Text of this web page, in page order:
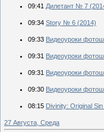
09:41 Дилетант № 7
09:34 Story № 6 (2014)
09:33 Видеоуроки
09:31 Видеоуроки
09:31 Видеоуроки
09:30 Видеоуроки
08:15 Divinity: Original
27 Августа, Среда